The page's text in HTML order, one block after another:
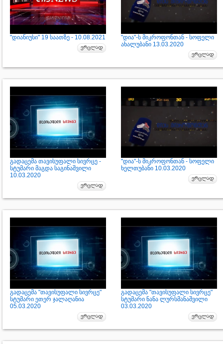
"დიანიუსი" 19 საათზე - 10.08.2021
"დია"-ს მიკროფონთან - სოფელი
ახალუბანი 13.03.2020
გადაცემა თავისუფალი სივრცე -
სტუმარი მაგდა საგინაშვილი
10.03.2020
"დია"-ს მიკროფონთან - სოფელი
ხელთუბანი 10.03.2020
გადაცემა "თავისუფალი სივრცე"
სტუმარი ეთერ ჯალაღანია
05.03.2020
გადაცემა "თავისუფალი სივრცე"
სტუმარი ნანა ლურსმანაშვილი
03.03.2020